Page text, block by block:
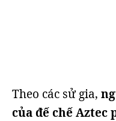
Theo các sử gia,
của đế chế